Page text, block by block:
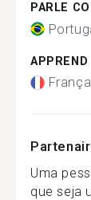
PARLE
APPREND
Uma
que seja